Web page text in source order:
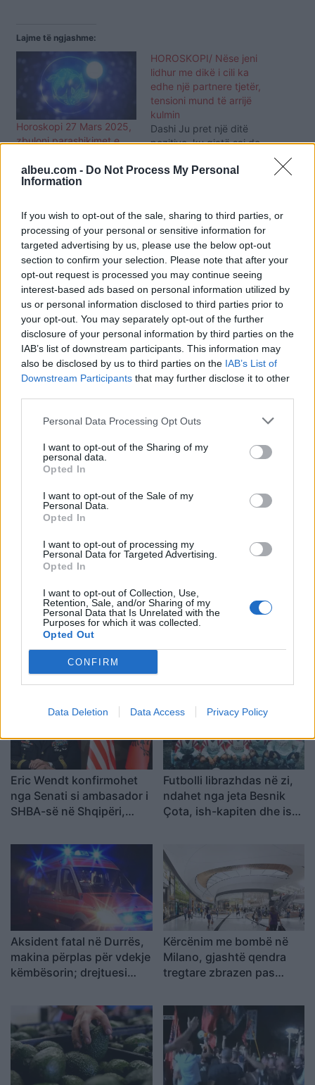
albeu.com - Do Not Process My Personal
Information
If you wish to opt-out of the sale, sharing to third parties, or
processing of your personal or sensitive information for
targeted advertising by us, please use the below opt-out
section to confirm your selection. Please note that after your
opt-out request is processed you may continue seeing
interest-based ads based on personal information utilized by
us or personal information disclosed to third parties prior to
your opt-out. You may separately opt-out of the further
disclosure of your personal information by third parties on the
IAB’s list of downstream participants. This information may
also be disclosed by us to third parties on the IAB’s List of
Downstream Participants that may further disclose it to other
Personal Data Processing Opt Outs
I want to opt-out of the Sharing of my
personal data.
Opted In
I want to opt-out of the Sale of my
Personal Data.
Opted In
I want to opt-out of processing my
Personal Data for Targeted Advertising.
Opted In
I want to opt-out of Collection, Use,
Retention, Sale, and/or Sharing of my
Personal Data that Is Unrelated with the
Purposes for which it was collected.
Opted Out
CONFIRM
Data Deletion Data Access Privacy Policy
Lajme të ngjashme:
Horoskopi 27 Mars 2025,
zbuloni parashikimet e
HOROSKOPI/ Nëse jeni
lidhur me dikë i cili ka
edhe një partnere tjetër,
tensioni mund të arrijë
kulmin
Dashi Ju pret një ditë
pozitive, ku gjatë saj do
njihni njerëz të rinj. Një
Mundohuni që ti zgjidhni
problemet e së kaluarës
të cilat kanë mbetur
pezull. Në punë, janë
mjaft me rëndësi raportet
me…
Horoskopi 13 Korrik 2024,
çfarë parashikojnë yjet
për ju
Shtuarmë20.03.2024 07:36
Eric Wendt konfirmohet
nga Senati si ambasador i
SHBA-së në Shqipëri,
Trump
Futbolli librazhdas në zi,
ndahet nga jeta Besnik
Çota, ish-kapiten dhe ish-
Aksident fatal në Durrës,
makina përplas për vdekje
këmbësorin; drejtuesi
Kërcënim me bombë në
Milano, gjashtë qendra
tregtare zbrazen pas